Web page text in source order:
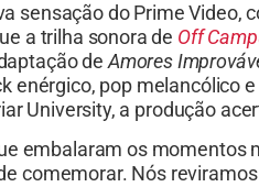
sensação do Prime Video,
a trilha sonora de Off
de Amores
enérgico, pop melancólico
University, a produção
embalaram os
comemorar. Nós